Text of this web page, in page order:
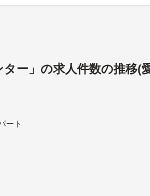
ター」の求人件数の推移(
ート